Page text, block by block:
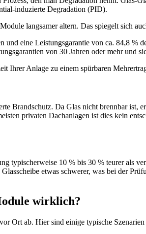
induzierte Degradation (PID).
langsamer altern. Das spiegelt sich
eine Leistungsgarantie von ca. 84,8 %
von 30 Jahren oder mehr und
Ihrer Anlage zu einem spürbaren
Brandschutz. Da Glas nicht brennbar ist,
privaten Dachanlagen ist dies kein
typischerweise 10 % bis 30 % teurer als
etwas schwerer, was bei der
wirklich?
Ort ab. Hier sind einige typische